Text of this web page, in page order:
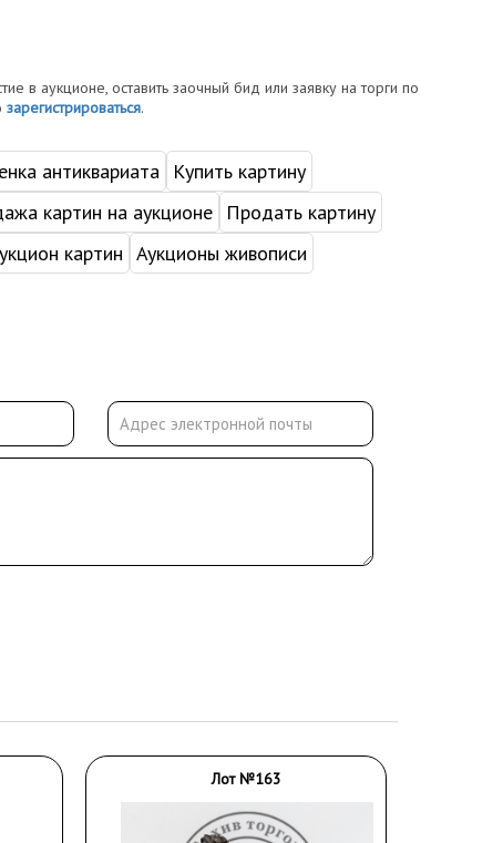
в аукционе, оставить заочный бид или заявку на торги по
зарегистрироваться.
антиквариата
Купить картину
картин на аукционе
Продать картину
картин Аукционы живописи
Лот №163